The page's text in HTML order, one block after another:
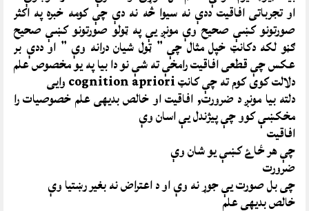
او تجرباتی افاقیت ددې نه سیوا څه نه دې چې کومه خبره په اکثر
صورتونو کښې صحیح وې مونږ یې په ټولو صورتونو کښې صحیح
ګڼو لکه دکانټ خپل مثال چې ” ټول شیان درانه وې ” او ددې بر
عکس چې قطعی افاقیت رامخې ته شې نو دا بیا په یو مخصوص علم
دلالت کوی کوم ته چې کانټ cognition apriori وایی
دلته بیا مونږ د ضرورت, افاقیت او خالص بدیهی علم خصوصیات را
مخکښې کوو چې پیژندل یې اسان وې
افاقیت
چې هر ځاۓ کښې یو شان وې
ضرورت
چی بل صورت یې جوړ نه وې او د اعتراض نه بغیر رښتیا وې
خالص بدیهی علم